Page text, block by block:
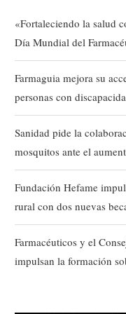
«Fortaleciendo la salud
Día Mundial del
Farmaguia mejora su
personas con
Sanidad pide la
mosquitos ante el
Fundación Hefame
rural con dos nuevas
Farmacéuticos y el
impulsan la formación